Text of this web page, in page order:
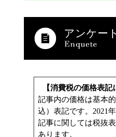
アンケート
【消費税の価格表記
記事内の価格は基本
込）表記です。2021
記事に関しては税抜
あります。